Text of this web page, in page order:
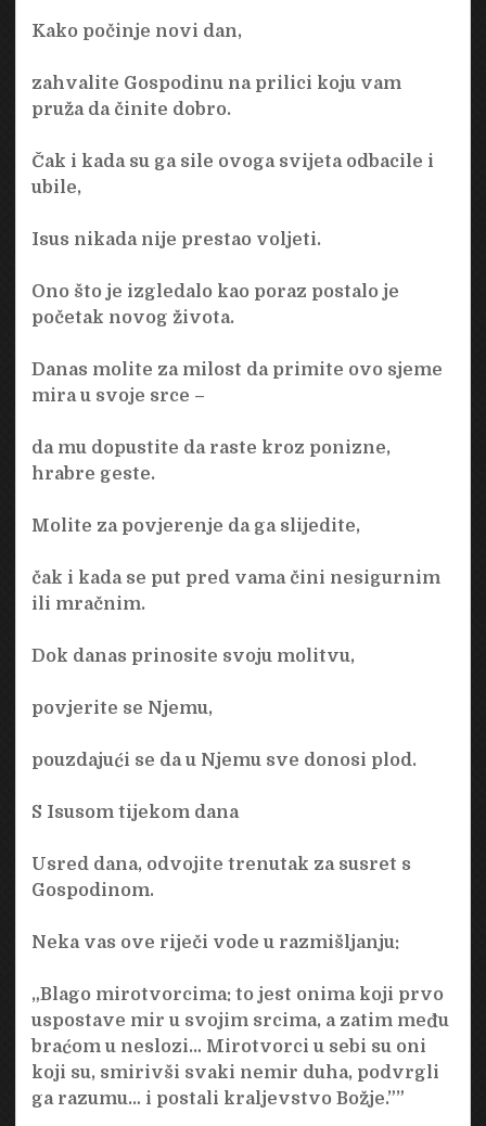
Kako počinje novi dan,
zahvalite Gospodinu na prilici koju vam
pruža da činite dobro.
Čak i kada su ga sile ovoga svijeta odbacile i
ubile,
Isus nikada nije prestao voljeti.
Ono što je izgledalo kao poraz postalo je
početak novog života.
Danas molite za milost da primite ovo sjeme
mira u svoje srce –
da mu dopustite da raste kroz ponizne,
hrabre geste.
Molite za povjerenje da ga slijedite,
čak i kada se put pred vama čini nesigurnim
ili mračnim.
Dok danas prinosite svoju molitvu,
povjerite se Njemu,
pouzdajući se da u Njemu sve donosi plod.
S Isusom tijekom dana
Usred dana, odvojite trenutak za susret s
Gospodinom.
Neka vas ove riječi vode u razmišljanju:
„Blago mirotvorcima: to jest onima koji prvo
uspostave mir u svojim srcima, a zatim među
braćom u neslozi… Mirotvorci u sebi su oni
koji su, smirivši svaki nemir duha, podvrgli
ga razumu… i postali kraljevstvo Božje.””